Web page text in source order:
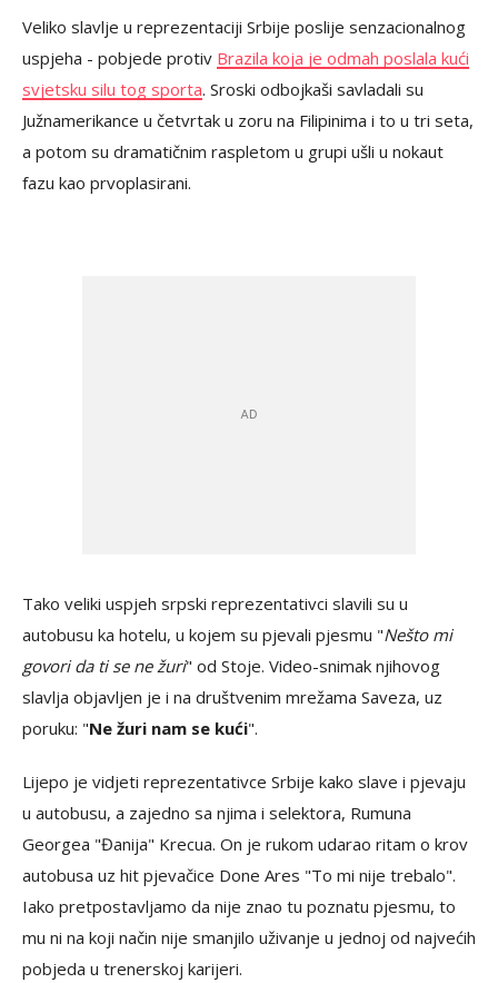
Veliko slavlje u reprezentaciji Srbije poslije senzacionalnog
uspjeha - pobjede protiv Brazila koja je odmah poslala kući
svjetsku silu tog sporta. Sroski odbojkaši savladali su
Južnamerikance u četvrtak u zoru na Filipinima i to u tri seta,
a potom su dramatičnim raspletom u grupi ušli u nokaut
fazu kao prvoplasirani.
Tako veliki uspjeh srpski reprezentativci slavili su u
autobusu ka hotelu, u kojem su pjevali pjesmu "Nešto mi
govori da ti se ne žuri" od Stoje. Video-snimak njihovog
slavlja objavljen je i na društvenim mrežama Saveza, uz
poruku: "Ne žuri nam se kući".
Lijepo je vidjeti reprezentativce Srbije kako slave i pjevaju
u autobusu, a zajedno sa njima i selektora, Rumuna
Georgea "Đanija" Krecua. On je rukom udarao ritam o krov
autobusa uz hit pjevačice Done Ares "To mi nije trebalo".
Iako pretpostavljamo da nije znao tu poznatu pjesmu, to
mu ni na koji način nije smanjilo uživanje u jednoj od najvećih
pobjeda u trenerskoj karijeri.